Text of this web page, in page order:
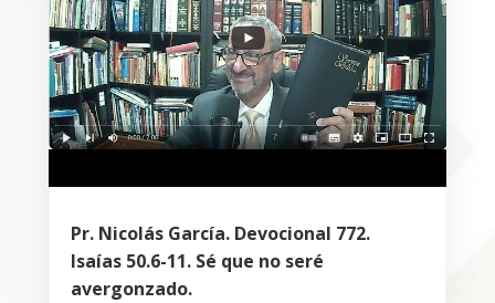
Pr. Nicolás García. Devocional 772.
Isaías 50.6-11. Sé que no seré
avergonzado.